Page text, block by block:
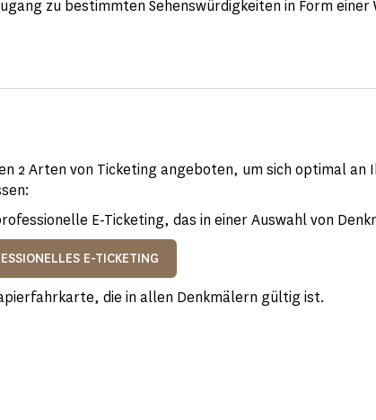
zu bestimmten Sehenswürdigkeiten in Form
2 Arten von Ticketing angeboten, um sich optimal an
E-Ticketing, das in einer Auswahl von
E-TICKETING
die in allen Denkmälern gültig ist.